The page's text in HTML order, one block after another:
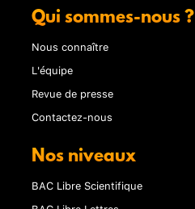
Qui sommes-nous ?
Nous connaître
L'équipe
Revue de presse
Contactez-nous
Nos niveaux
BAC Libre Scientifique